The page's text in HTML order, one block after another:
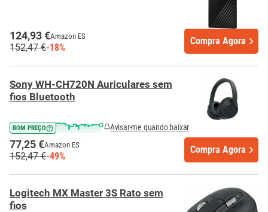
124,93 €Amazon ES
152,47 €-18%
Compra Agora
Sony WH-CH720N Auriculares sem
fios Bluetooth
BOM PREÇO Avisar-me quando baixar
77,25 €Amazon ES
152,47 €-49%
Compra Agora
Logitech MX Master 3S Rato sem
fios